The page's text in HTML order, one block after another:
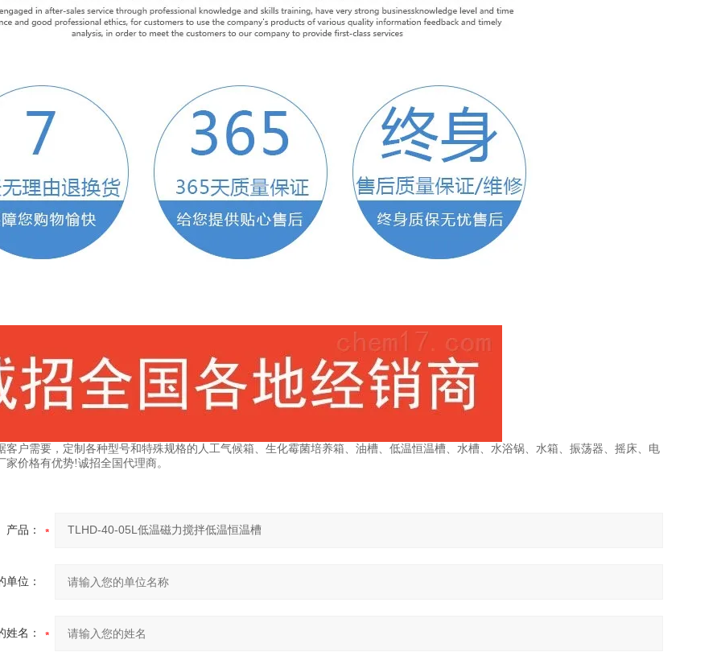
客户需要，定制各种型号和特殊规格的人工气候箱、生化霉菌培养箱、油槽、低温恒温槽、水槽、水浴锅、水箱、振荡器、摇床、电
家价格有优势!诚招全国代理商。
产品：
单位：
姓名：